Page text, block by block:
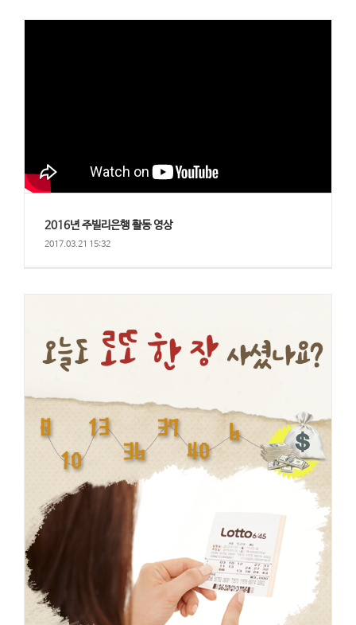
2016년 주빌리은행 활동 영상
2017.03.21 15:32